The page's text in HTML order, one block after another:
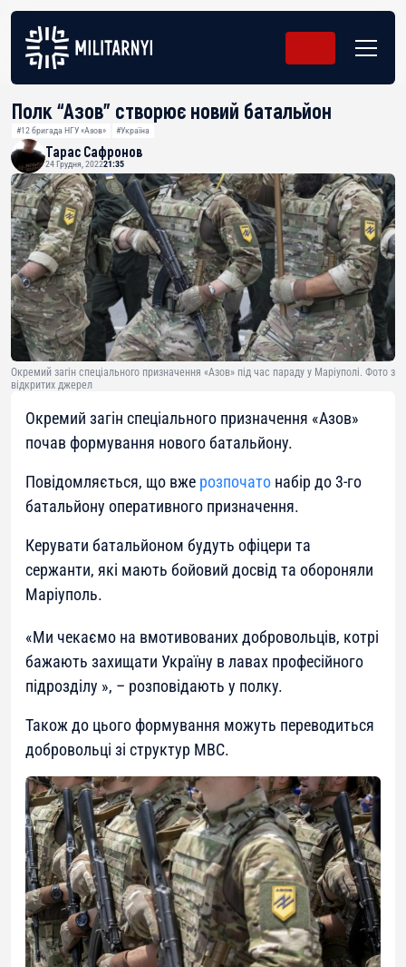
Полк “Азов” створює новий батальйон
#12 бригада НГУ «Азов» #Україна
Тарас Сафронов
24 Грудня, 202221:35
Окремий загін спеціального призначення «Азов» під час параду у Маріуполі. Фото з
відкритих джерел
Окремий загін спеціального призначення «Азов»
почав формування нового батальйону.
Повідомляється, що вже розпочато набір до 3-го
батальйону оперативного призначення.
Керувати батальйоном будуть офіцери та
сержанти, які мають бойовий досвід та обороняли
Маріуполь.
«Ми чекаємо на вмотивованих добровольців, котрі
бажають захищати Україну в лавах професійного
підрозділу », – розповідають у полку.
Також до цього формування можуть переводиться
добровольці зі структур МВС.